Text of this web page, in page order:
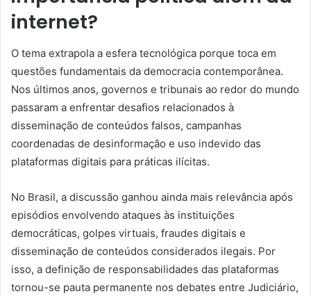
internet?
O tema extrapola a esfera tecnológica porque toca em
questões fundamentais da democracia contemporânea.
Nos últimos anos, governos e tribunais ao redor do mundo
passaram a enfrentar desafios relacionados à
disseminação de conteúdos falsos, campanhas
coordenadas de desinformação e uso indevido das
plataformas digitais para práticas ilícitas.
No Brasil, a discussão ganhou ainda mais relevância após
episódios envolvendo ataques às instituições
democráticas, golpes virtuais, fraudes digitais e
disseminação de conteúdos considerados ilegais. Por
isso, a definição de responsabilidades das plataformas
tornou-se pauta permanente nos debates entre Judiciário,